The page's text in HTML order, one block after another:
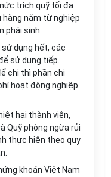
trích quỹ tối đa
hàng năm từ nghiệp
phái sinh.
dụng hết, các
sử dụng tiếp.
chi thì phần chi
hoạt động nghiệp
hại thành viên,
Quỹ phòng ngừa rủi
thực hiện theo quy
khoán Việt Nam